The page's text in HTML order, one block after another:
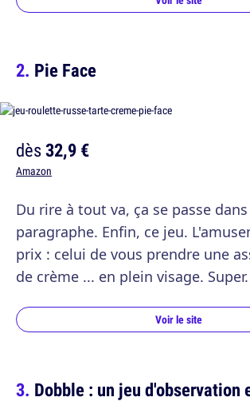
Pie Face
dès32,9 €
Amazon
Du rire à tout va, ça se passe
paragraphe. Enfin, ce jeu.
prix : celui de vous prendre une
de crème ... en plein visage. Super.
Voir le site
Dobble : un jeu d'observation